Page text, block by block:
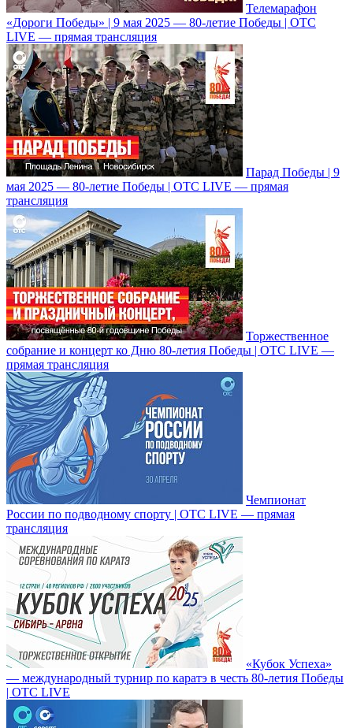
Телемарафон
«Дороги Победы» | 9 мая 2025 — 80-летие Победы | ОТС
LIVE — прямая трансляция
Парад Победы | 9
мая 2025 — 80-летие Победы | ОТС LIVE — прямая
трансляция
Торжественное
собрание и концерт ко Дню 80-летия Победы | ОТС LIVE —
прямая трансляция
Чемпионат
России по подводному спорту | ОТС LIVE — прямая
трансляция
«Кубок Успеха»
— международный турнир по каратэ в честь 80-летия Победы
| ОТС LIVE